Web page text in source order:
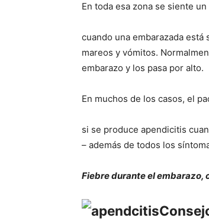
En toda esa zona se siente
cuando una embarazada
mareos y vómitos.
embarazo y los pasa por alto.
En muchos de los casos, el
si se produce apendicitis
– además de todos los
Fiebre durante el embarazo,